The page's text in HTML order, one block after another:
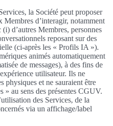
la Société peut proposer
Membres d’interagir, notamment
d’autres Membres, personnes
reposant sur des
(ci-après les « Profils IA »).
animés automatiquement
de messages), à des fins de
utilisateur. Ils ne
physiques et ne sauraient être
» au sens des présentes CGUV.
des Services, de la
via un affichage/label